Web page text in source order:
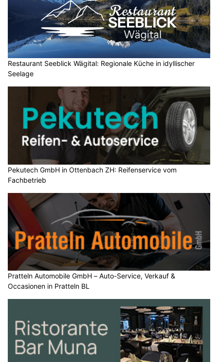
Restaurant Seeblick Wägital: Regionale Küche in idyllischer
Seelage
Pekutech GmbH in Ottenbach ZH: Reifenservice vom
Fachbetrieb
Pratteln Automobile GmbH – Auto-Service, Verkauf &
Occasionen in Pratteln BL